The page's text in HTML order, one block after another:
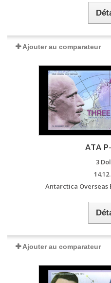
Ajouter au comparateur
ATA
3
Antarctica Overseas
Ajouter au comparateur